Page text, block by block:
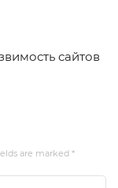
сайтов
are marked *